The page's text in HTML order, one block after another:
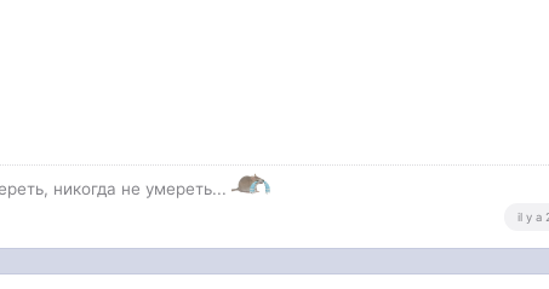
никогда не умереть...
il y a